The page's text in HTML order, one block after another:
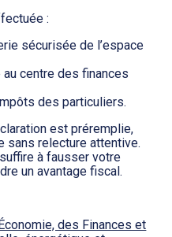
:
sécurisée de l’espace
centre des finances
des particuliers.
est préremplie,
sans relecture attentive.
à fausser votre
un avantage fiscal.
des Finances et